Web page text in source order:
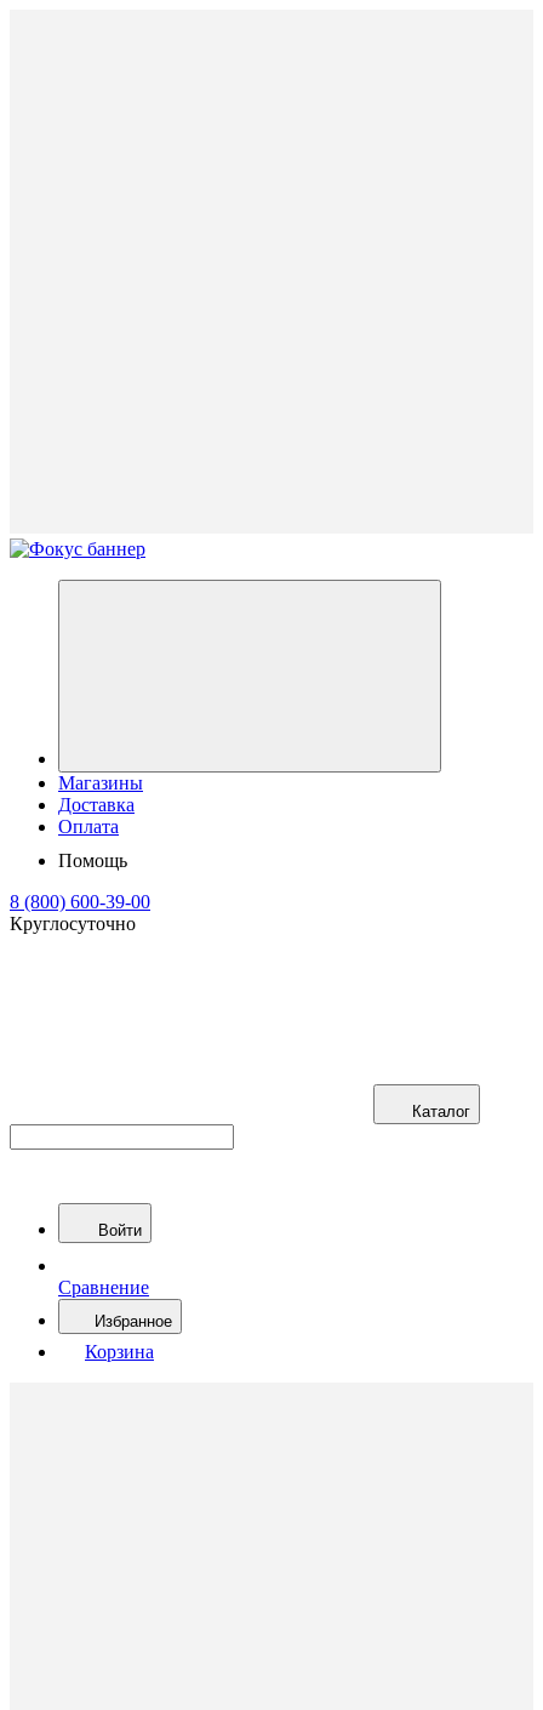
Магазины
Доставка
Оплата
Помощь
8 (800) 600-39-00
Круглосуточно
Каталог
Войти
Сравнение
Избранное
Корзина